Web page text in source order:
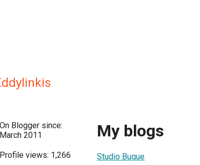
On Blogger since:
March 2011
Profile views: 1,266
My blogs
Studio Buque